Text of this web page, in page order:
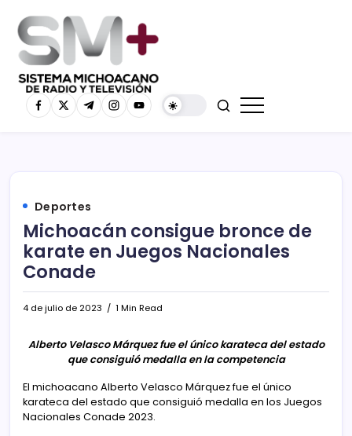
Deportes
Michoacán consigue bronce de
karate en Juegos Nacionales
Conade
4 de julio de 2023 1 Min Read
Alberto Velasco Márquez fue el único karateca del estado
que consiguió medalla en la competencia
El michoacano Alberto Velasco Márquez fue el único
karateca del estado que consiguió medalla en los Juegos
Nacionales Conade 2023.